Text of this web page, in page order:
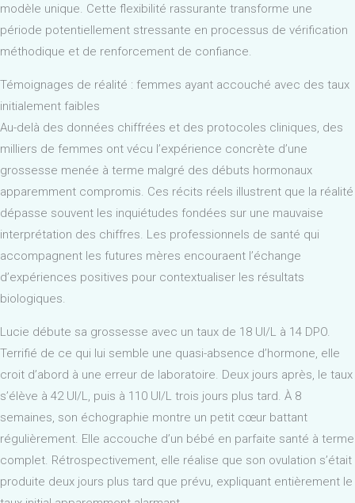
modèle unique. Cette flexibilité rassurante transforme une
période potentiellement stressante en processus de vérification
méthodique et de renforcement de confiance.
Témoignages de réalité : femmes ayant accouché avec des taux
initialement faibles
Au-delà des données chiffrées et des protocoles cliniques, des
milliers de femmes ont vécu l’expérience concrète d’une
grossesse menée à terme malgré des débuts hormonaux
apparemment compromis. Ces récits réels illustrent que la réalité
dépasse souvent les inquiétudes fondées sur une mauvaise
interprétation des chiffres. Les professionnels de santé qui
accompagnent les futures mères encouraent l’échange
d’expériences positives pour contextualiser les résultats
biologiques.
Lucie débute sa grossesse avec un taux de 18 UI/L à 14 DPO.
Terrifié de ce qui lui semble une quasi-absence d’hormone, elle
croit d’abord à une erreur de laboratoire. Deux jours après, le taux
s’élève à 42 UI/L, puis à 110 UI/L trois jours plus tard. À 8
semaines, son échographie montre un petit cœur battant
régulièrement. Elle accouche d’un bébé en parfaite santé à terme
complet. Rétrospectivement, elle réalise que son ovulation s’était
produite deux jours plus tard que prévu, expliquant entièrement le